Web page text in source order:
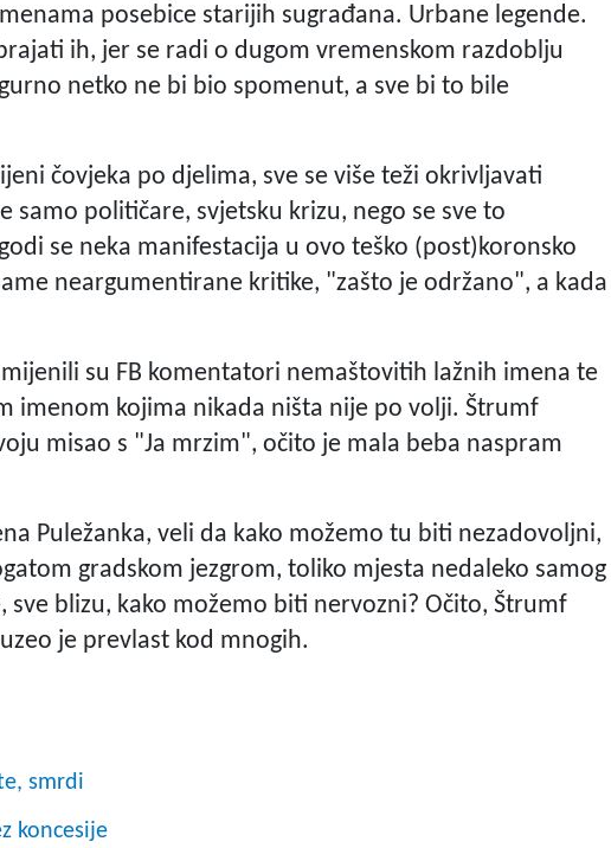
posebice starijih sugrađana. Urbane legende.
ih, jer se radi o dugom vremenskom razdoblju
netko ne bi bio spomenut, a sve bi to bile
čovjeka po djelima, sve se više teži okrivljavati
samo političare, svjetsku krizu, nego se sve to
se neka manifestacija u ovo teško (post)koronsko
neargumentirane kritike, "zašto je održano", a kada
su FB komentatori nemaštovitih lažnih imena te
imenom kojima nikada ništa nije po volji. Štrumf
misao s "Ja mrzim", očito je mala beba naspram
Puležanka, veli da kako možemo tu biti nezadovoljni,
gradskom jezgrom, toliko mjesta nedaleko samog
sve blizu, kako možemo biti nervozni? Očito, Štrumf
je prevlast kod mnogih.
smrdi
koncesije